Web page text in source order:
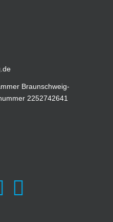
Braunschweig-
2252742641